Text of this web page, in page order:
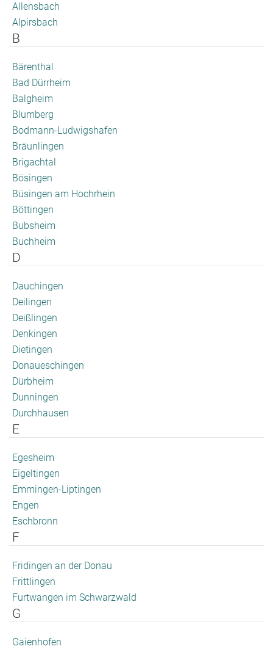
Allensbach
Alpirsbach
B
Bärenthal
Bad Dürrheim
Balgheim
Blumberg
Bodmann-Ludwigshafen
Bräunlingen
Brigachtal
Bösingen
Büsingen am Hochrhein
Böttingen
Bubsheim
Buchheim
D
Dauchingen
Deilingen
Deißlingen
Denkingen
Dietingen
Donaueschingen
Dürbheim
Dunningen
Durchhausen
E
Egesheim
Eigeltingen
Emmingen-Liptingen
Engen
Eschbronn
F
Fridingen an der Donau
Frittlingen
Furtwangen im Schwarzwald
G
Gaienhofen